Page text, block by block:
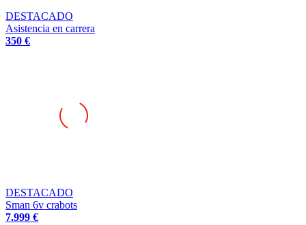
DESTACADO
Asistencia en carrera
350 €
DESTACADO
Sman 6v crabots
7.999 €